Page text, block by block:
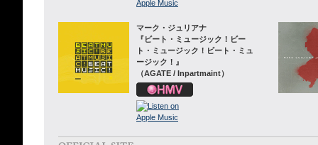
マーク・ジュリアナ
『ビート・ミュージック！ビー
ト・ミュージック！ビート・ミュ
ージック！』
（AGATE / Inpartmaint）